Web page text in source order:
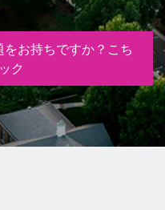
お持ちですか？こち
ク